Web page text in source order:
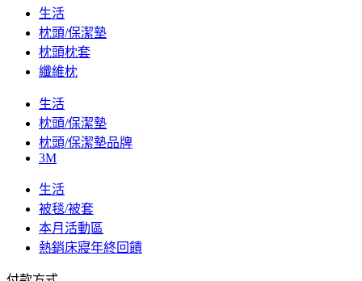
生活
枕頭/保潔墊
枕頭枕套
纖維枕
生活
枕頭/保潔墊
枕頭/保潔墊品牌
3M
生活
被毯/被套
本月活動區
熱銷床寢年終回饋